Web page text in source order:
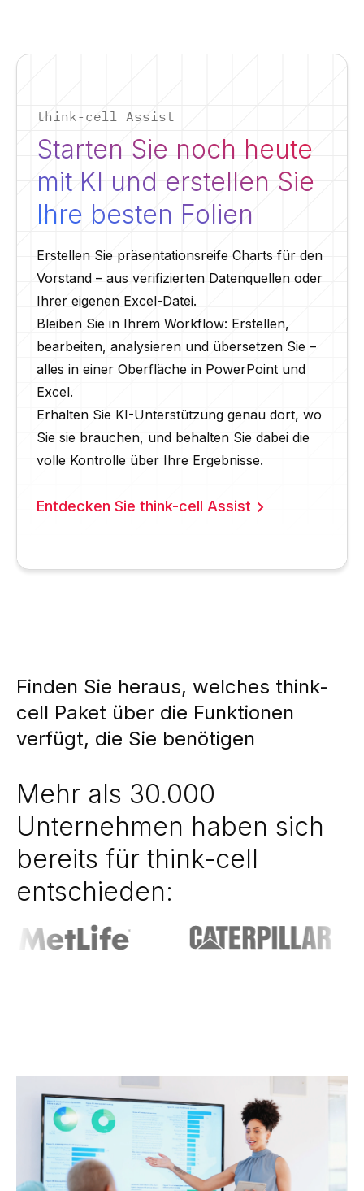
think-cell Assist
Starten Sie noch heute
mit KI und erstellen Sie
Ihre besten Folien
Erstellen Sie präsentationsreife Charts für den
Vorstand – aus verifizierten Datenquellen oder
Ihrer eigenen Excel-Datei.
Bleiben Sie in Ihrem Workflow: Erstellen,
bearbeiten, analysieren und übersetzen Sie –
alles in einer Oberfläche in PowerPoint und
Excel.
Erhalten Sie KI-Unterstützung genau dort, wo
Sie sie brauchen, und behalten Sie dabei die
volle Kontrolle über Ihre Ergebnisse.
Entdecken Sie think-cell Assist
Finden Sie heraus, welches think-
cell Paket über die Funktionen
verfügt, die Sie benötigen
Mehr als 30.000
Unternehmen haben sich
bereits für think-cell
entschieden: